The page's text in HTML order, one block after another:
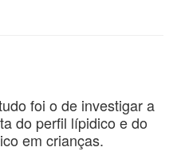
foi o de investigar a
do perfil lípidico e do
em crianças.